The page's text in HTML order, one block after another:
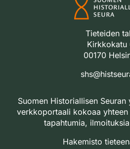
Tieteiden
Kirkkokatu
00170
Suomen Historiallisen
verkkoportaali kokoaa
tapahtumia,
Hakemisto